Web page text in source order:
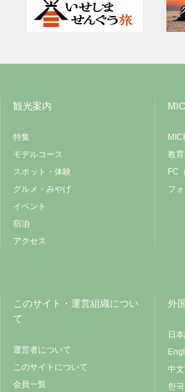
観光案内
特集
モデルコース
スポット・体験
グルメ・みやげ
イベント
宿泊
アクセス
教
FC
フ
このサイト・運営組織につい
て
運営者について
このサイトについて
会員一覧
外
日
中
한